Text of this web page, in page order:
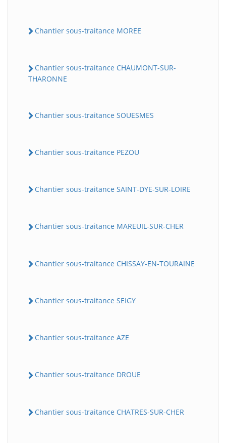
Chantier sous-traitance MOREE
Chantier sous-traitance CHAUMONT-SUR-
THARONNE
Chantier sous-traitance SOUESMES
Chantier sous-traitance PEZOU
Chantier sous-traitance SAINT-DYE-SUR-LOIRE
Chantier sous-traitance MAREUIL-SUR-CHER
Chantier sous-traitance CHISSAY-EN-TOURAINE
Chantier sous-traitance SEIGY
Chantier sous-traitance AZE
Chantier sous-traitance DROUE
Chantier sous-traitance CHATRES-SUR-CHER